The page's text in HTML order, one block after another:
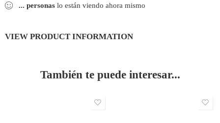
... personas lo están viendo ahora mismo
VIEW PRODUCT INFORMATION
También te puede interesar...